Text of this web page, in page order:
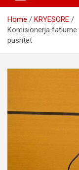
Home
KRYESORE
Komisionerja
pushtet